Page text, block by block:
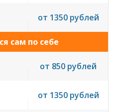
от 1350 рублей
сам по себе
от 850 рублей
от 1350 рублей